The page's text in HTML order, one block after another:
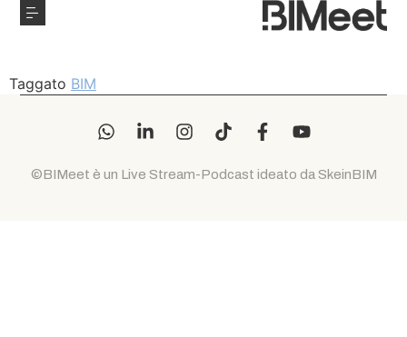
Taggato BIM
©BIMeet è un Live Stream-Podcast ideato da SkeinBIM